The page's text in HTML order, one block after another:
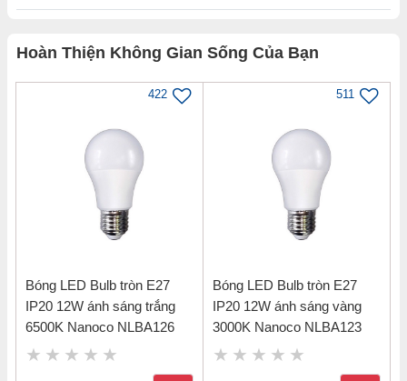
Thông tin sản phẩm Đèn pha LED 200W
High Series IP66 ánh sáng trắng 6500K
Nanoco NLFH2006
Loại sản phẩm: Đèn pha led
Hoàn Thiện Không Gian Sống Của Bạn
422
Bóng LED Bulb tròn E27
IP20 12W ánh sáng trắng
6500K Nanoco NLBA126
511
Bóng LED Bulb tròn E27
IP20 12W ánh sáng vàng
3000K Nanoco NLBA123